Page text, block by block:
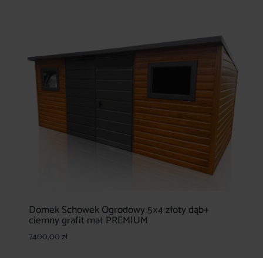
Domek Schowek Ogrodowy 5×4 złoty dąb+
ciemny grafit mat PREMIUM
7400,00zł